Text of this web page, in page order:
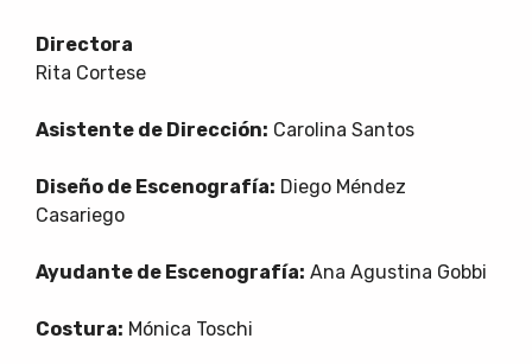
Directora
Rita Cortese
Asistente de Dirección: Carolina Santos
Diseño de Escenografía: Diego Méndez
Casariego
Ayudante de Escenografía: Ana Agustina Gobbi
Costura: Mónica Toschi